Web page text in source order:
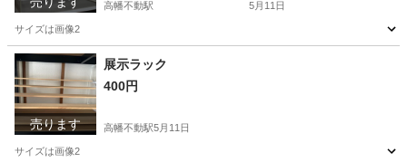
高幡不動駅 5月11日
サイズは画像2
東京 日野市 高幡不動駅
売ります
展示ラック
400円
高幡不動駅5月11日
サイズは画像2